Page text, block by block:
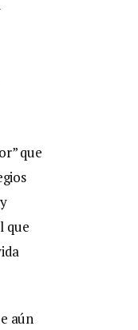
que
que
aún